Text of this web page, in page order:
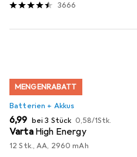
3666
MENGENRABATT
Batterien + Akkus
EUR
6,99 bei 3 Stück EUR
0,58/1Stk.
Varta High Energy
12 Stk., AA, 2960 mAh